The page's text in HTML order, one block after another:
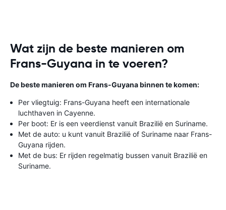
Wat zijn de beste manieren om
Frans-Guyana in te voeren?
De beste manieren om Frans-Guyana binnen te komen:
Per vliegtuig: Frans-Guyana heeft een internationale
luchthaven in Cayenne.
Per boot: Er is een veerdienst vanuit Brazilië en Suriname.
Met de auto: u kunt vanuit Brazilië of Suriname naar Frans-
Guyana rijden.
Met de bus: Er rijden regelmatig bussen vanuit Brazilië en
Suriname.